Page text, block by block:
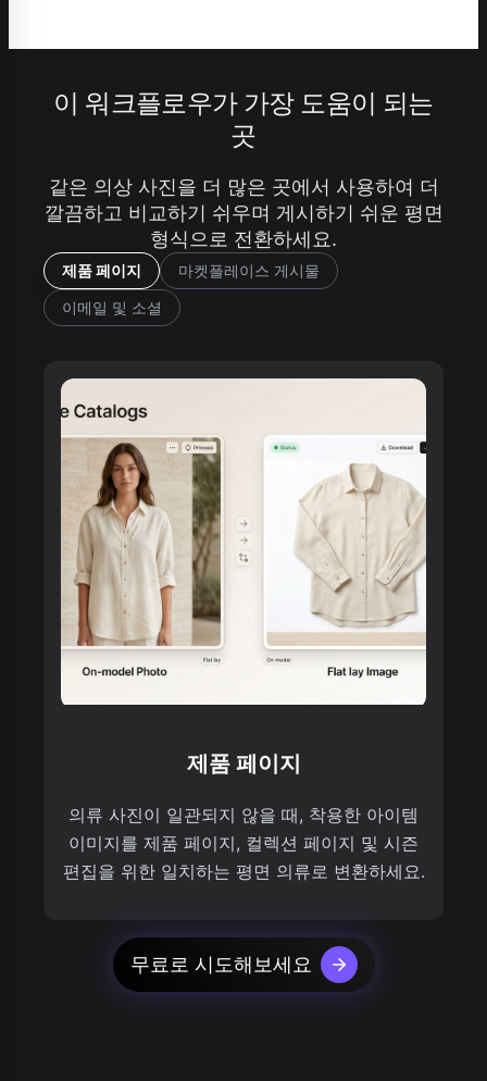
이 워크플로우가 가장 도움이 되는
곳
같은 의상 사진을 더 많은 곳에서 사용하여 더
깔끔하고 비교하기 쉬우며 게시하기 쉬운 평면
형식으로 전환하세요.
제품 페이지
마켓플레이스 게시물
이메일 및 소셜
제품 페이지
의류 사진이 일관되지 않을 때, 착용한 아이템
이미지를 제품 페이지, 컬렉션 페이지 및 시즌
편집을 위한 일치하는 평면 의류로 변환하세요.
무료로 시도해보세요